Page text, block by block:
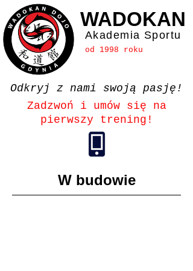
WADOKAN
Akademia Sportu
od 1998 roku
Odkryj z nami swoją pasję!
Zadzwoń i umów się na
pierwszy trening!
W budowie